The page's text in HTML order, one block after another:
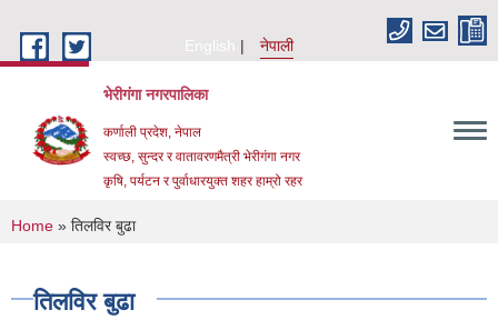
English
नेपाली
भेरीगंगा नगरपालिका
कर्णाली प्रदेश, नेपाल
स्वच्छ, सुन्दर र वातावरणमैत्री भेरीगंगा नगर
कृषि, पर्यटन र पुर्वाधारयुक्त शहर हाम्रो रहर
You are here
Home » तिलविर बुढा
तिलविर बुढा